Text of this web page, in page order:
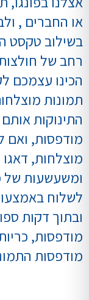
או החברים ,
בשילוב טקסט
רחב של
הכינו עצמכם
תמונות
התינוקות
מודפסות,
מוצלחות,
ומשעשעות של
לשלוח
ובתוך דקות
מודפסות,
מודפסות